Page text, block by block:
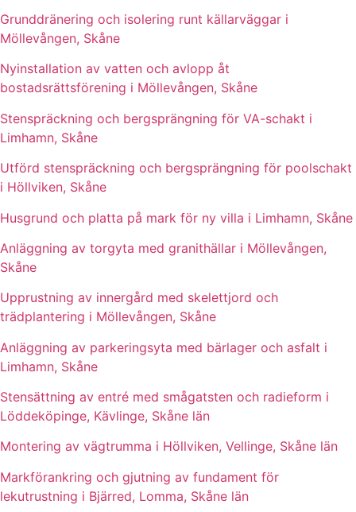
Grunddränering och isolering runt källarväggar i
Möllevången, Skåne
Nyinstallation av vatten och avlopp åt
bostadsrättsförening i Möllevången, Skåne
Stenspräckning och bergsprängning för VA-schakt i
Limhamn, Skåne
Utförd stenspräckning och bergsprängning för poolschakt
i Höllviken, Skåne
Husgrund och platta på mark för ny villa i Limhamn, Skåne
Anläggning av torgyta med granithällar i Möllevången,
Skåne
Upprustning av innergård med skelettjord och
trädplantering i Möllevången, Skåne
Anläggning av parkeringsyta med bärlager och asfalt i
Limhamn, Skåne
Stensättning av entré med smågatsten och radieform i
Löddeköpinge, Kävlinge, Skåne län
Montering av vägtrumma i Höllviken, Vellinge, Skåne län
Markförankring och gjutning av fundament för
lekutrustning i Bjärred, Lomma, Skåne län